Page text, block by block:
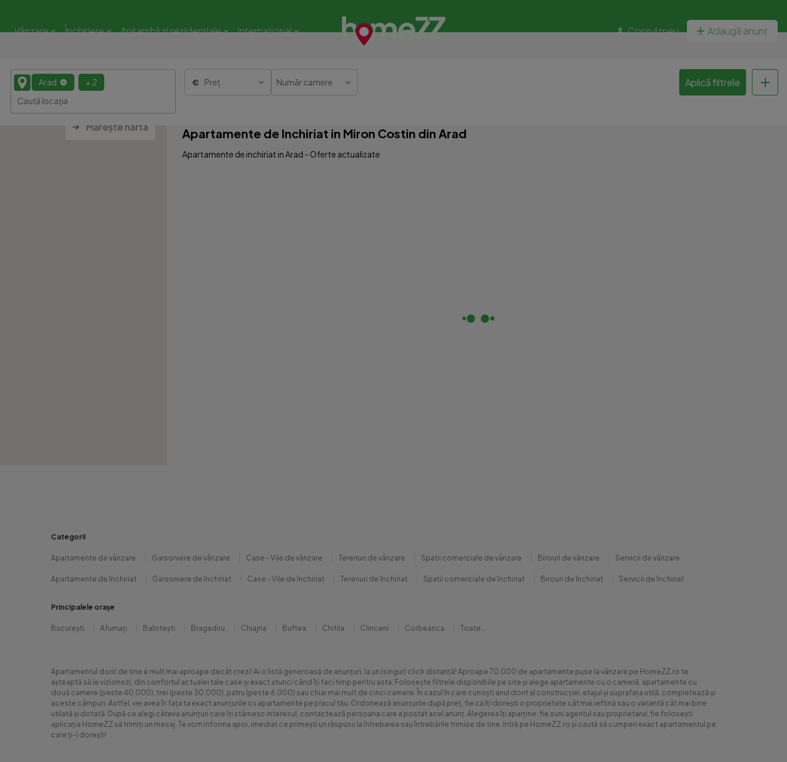
Vânzare Închiriere Ansambluri rezidențiale Internațional Contul meu Adaugă anunț
Arad + 2 Preț Număr camere Aplică filtrele
Mărește harta Apartamente de Inchiriat in Miron Costin din Arad
Apartamente de inchiriat in Arad - Oferte actualizate
Categorii
Apartamente de vânzare Garsoniere de vânzare Case - Vile de vânzare Terenuri de vânzare Spatii comerciale de vânzare Birouri de vânzare Servicii de vânzare
Apartamente de închiriat Garsoniere de închiriat Case - Vile de închiriat Terenuri de închiriat Spatii comerciale de închiriat Birouri de închiriat Servicii de închiriat
Principalele orașe
București Afumați Balotești Bragadiru Chiajna Buftea Chitila Clinceni Corbeanca Toate...
Apartamentul dorit de tine e mult mai aproape decât crezi! Ai o listă generoasă de anunțuri, la un (singur) click distanță! Aproape 70.000 de apartamente puse la vânzare pe HomeZZ.ro te
așteaptă să le vizionezi, din confortul actualei tale case și exact atunci când îți faci timp pentru asta. Folosește filtrele disponibile pe site și alege apartamente cu o cameră, apartamente cu
două camere (peste 40.000), trei (peste 30.000), patru (peste 6.000) sau chiar mai mult de cinci camere. În cazul în care cunoști anul dorit al construcției, etajul și suprafața utilă, completează și
aceste câmpuri. Astfel, vei avea în fața ta exact anunțurile cu apartamente pe placul tău. Ordonează anunțurile după preț, fie că îți dorești o proprietate cât mai ieftină sau o variantă cât mai bine
utilată și dotată. După ce alegi câteva anunțuri care îți stârnesc interesul, contactează persoana care a postat acel anunț. Alegerea îți aparține: fie suni agentul sau proprietarul, fie folosești
aplicația HomeZZ să trimiți un mesaj. Te vom informa apoi, imediat ce primești un răspuns la întrebarea sau întrebările trimise de tine. Intră pe HomeZZ.ro și caută să cumperi exact apartamentul pe
care ți-l dorești!